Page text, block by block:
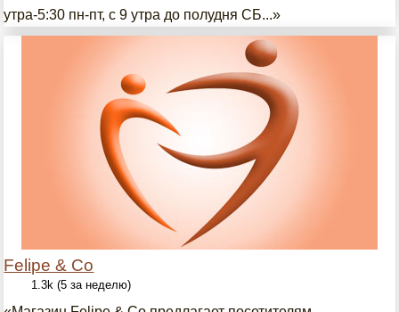
утра-5:30 пн-пт, с 9 утра до полудня СБ...»
Felipe & Co
1.3k (5 за неделю)